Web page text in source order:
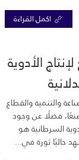
اكمل القراءة
الأدوية
والتنمية والقطاع
عدد المصانع الدوائية إلى 32 مصنعًا، فضلًا عن وجود
السرطانية هو
حاليًا ثورة في...